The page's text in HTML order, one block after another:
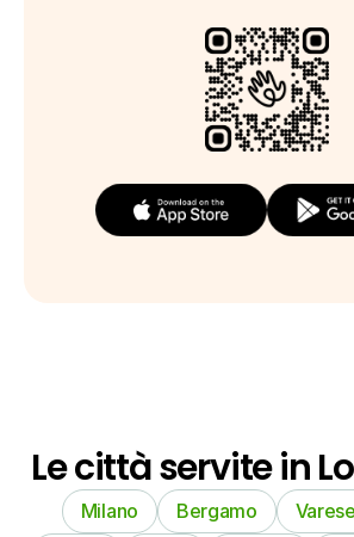
Le città servite in
Milano Bergamo Varese